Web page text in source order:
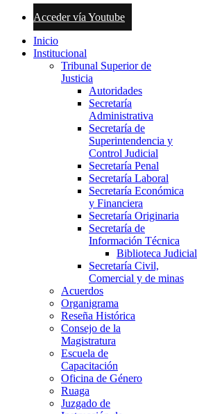
Acceder vía Youtube
Inicio
Institucional
Tribunal Superior de
Justicia
Autoridades
Secretaría
Administrativa
Secretaría de
Superintendencia y
Control Judicial
Secretaría Penal
Secretaría Laboral
Secretaría Económica
y Financiera
Secretaría Originaria
Secretaría de
Información Técnica
Biblioteca Judicial
Secretaría Civil,
Comercial y de minas
Acuerdos
Organigrama
Reseña Histórica
Consejo de la
Magistratura
Escuela de
Capacitación
Oficina de Género
Ruaga
Juzgado de